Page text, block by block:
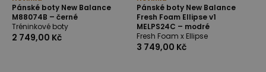
Pánské boty New Balance
M88074B – černé
Tréninkové boty
2 749,00 Kč
Pánské boty New Balance
Fresh Foam Ellipse v1
MELPS24C – modré
Fresh Foam x Ellipse
3 749,00 Kč